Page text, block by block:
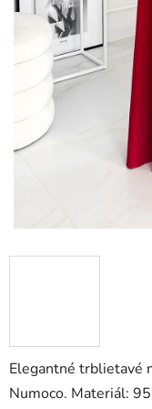
Elegantné trblietavé
Numoco. Materiál: